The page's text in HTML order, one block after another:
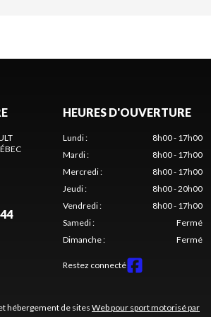
HEURES D'OUVERTURE
Lundi:
8h00 - 17h00
Mardi:
8h00 - 17h00
Mercredi:
8h00 - 17h00
Jeudi:
8h00 - 20h00
Vendredi:
8h00 - 17h00
Samedi:
Fermé
Dimanche: Fermé
Restez connecté
hébergement de sitesWeb pour sport motorisé par